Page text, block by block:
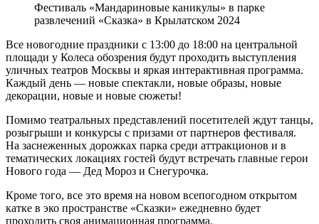
Фестиваль «Мандариновые каникулы» в парке
развлечений «Сказка» в Крылатском 2024
Все новогодние праздники с 13:00 до 18:00 на центральной
площади у Колеса обозрения будут проходить выступления
уличных театров Москвы и яркая интерактивная программа.
Каждый день — новые спектакли, новые образы, новые
декорации, новые и новые сюжеты!
Помимо театральных представлений посетителей ждут танцы,
розыгрыши и конкурсы с призами от партнеров фестиваля.
На заснеженных дорожках парка среди аттракционов и в
тематических локациях гостей будут встречать главные герои
Нового года — Дед Мороз и Снегурочка.
Кроме того, все это время на новом всепогодном открытом
катке в эко пространстве «Сказки» ежедневно будет
проходить своя анимационная программа.